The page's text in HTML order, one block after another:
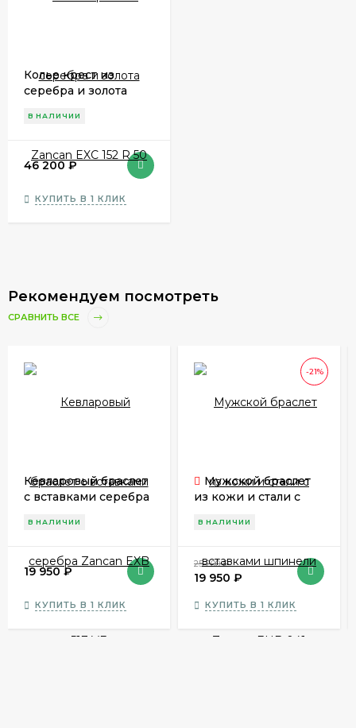
Колье крест из
серебра и золота
В НАЛИЧИИ
46 200₽
КУПИТЬ В 1 КЛИК
Рекомендуем посмотреть
СРАВНИТЬ ВСЕ
Кевларовый браслет
с вставками серебра
В НАЛИЧИИ
19 950₽
КУПИТЬ В 1 КЛИК
-21%
Мужской браслет
из кожи и стали с
Zancan EHB 041
В НАЛИЧИИ
25 200₽
19 950 ₽
КУПИТЬ В 1 КЛИК